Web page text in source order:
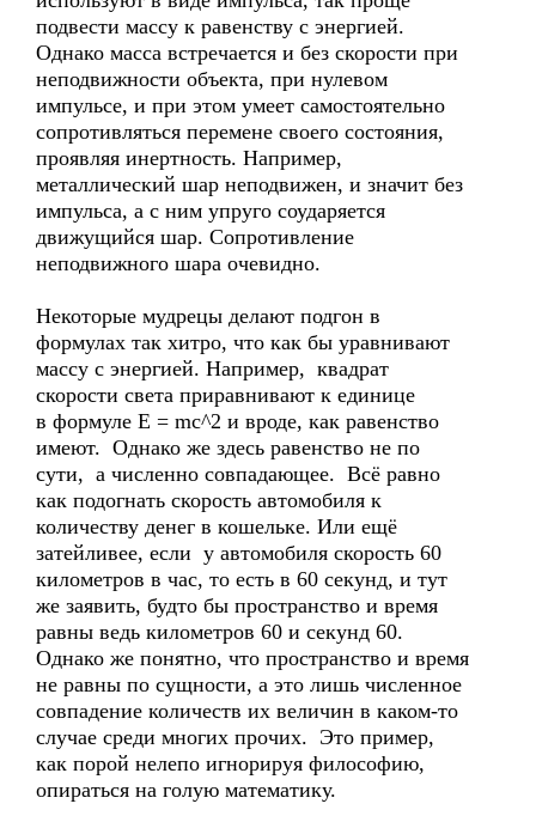
подвести массу к равенству с энергией.
Однако масса встречается и без скорости при
неподвижности объекта, при нулевом
импульсе, и при этом умеет самостоятельно
сопротивляться перемене своего состояния,
проявляя инертность. Например,
металлический шар неподвижен, и значит без
импульса, а с ним упруго соударяется
движущийся шар. Сопротивление
неподвижного шара очевидно.
Некоторые мудрецы делают подгон в
формулах так хитро, что как бы уравнивают
массу с энергией. Например, квадрат
скорости света приравнивают к единице
в формуле Е = mc^2 и вроде, как равенство
имеют. Однако же здесь равенство не по
сути, а численно совпадающее. Всё равно
как подогнать скорость автомобиля к
количеству денег в кошельке. Или ещё
затейливее, если у автомобиля скорость 60
километров в час, то есть в 60 секунд, и тут
же заявить, будто бы пространство и время
равны ведь километров 60 и секунд 60.
Однако же понятно, что пространство и время
не равны по сущности, а это лишь численное
совпадение количеств их величин в каком-то
случае среди многих прочих. Это пример,
как порой нелепо игнорируя философию,
опираться на голую математику.